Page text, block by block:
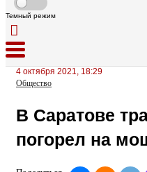
Темный режим
4 октября 2021, 18:29
Общество
В Саратове
погорел на